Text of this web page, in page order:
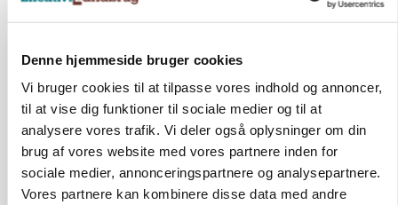
Denne hjemmeside bruger cookies
Vi bruger cookies til at tilpasse vores indhold og annoncer,
til at vise dig funktioner til sociale medier og til at
analysere vores trafik. Vi deler også oplysninger om din
brug af vores website med vores partnere inden for
sociale medier, annonceringspartnere og analysepartnere.
Vores partnere kan kombinere disse data med andre
KVÆG
Snart kan man søge tilskud til naturprojekter
Annonce